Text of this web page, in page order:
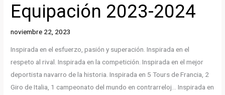
Equipación 2023-2024
noviembre 22, 2023
Inspirada en el esfuerzo, pasión y superación. Inspirada en el
respeto al rival. Inspirada en la competición. Inspirada en el mejor
deportista navarro de la historia. Inspirada en 5 Tours de Francia, 2
Giro de Italia, 1 campeonato del mundo en contrarreloj… Inspirada en